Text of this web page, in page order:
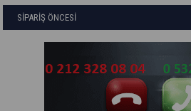
SİPARİŞ ÖNCESİ